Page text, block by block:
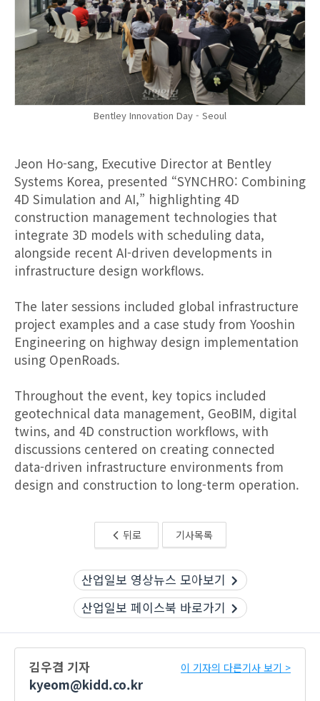
Bentley Innovation Day - Seoul
Jeon Ho-sang, Executive Director at Bentley
Systems Korea, presented “SYNCHRO: Combining
4D Simulation and AI,” highlighting 4D
construction management technologies that
integrate 3D models with scheduling data,
alongside recent AI-driven developments in
infrastructure design workflows.
The later sessions included global infrastructure
project examples and a case study from Yooshin
Engineering on highway design implementation
using OpenRoads.
Throughout the event, key topics included
geotechnical data management, GeoBIM, digital
twins, and 4D construction workflows, with
discussions centered on creating connected
data-driven infrastructure environments from
design and construction to long-term operation.
뒤로 기사목록
산업일보 영상뉴스 모아보기
산업일보 페이스북 바로가기
김우겸 기자
kyeom@kidd.co.kr
이 기자의 다른기사 보기 >